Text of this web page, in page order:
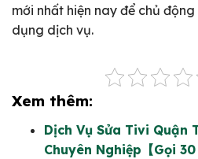
mới nhất hiện nay để chủ
dụng dịch vụ.
Xem thêm:
Dịch Vụ Sửa Tivi Quận
Chuyên Nghiệp【Gọi 30